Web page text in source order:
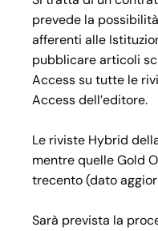
prevede la
afferenti alle
pubblicare articoli
Access su tutte le
Access dell’editore.
Le riviste Hybrid
mentre quelle Gold
trecento (dato
Sarà prevista la